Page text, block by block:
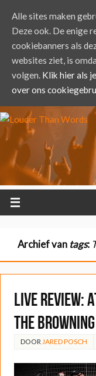
Archief van tags:
LIVE
The
DOOR JARED POSCH
Alle sites maken
Deze ook. De enige
cookiebanners als
websites ziet, is
volgen. Klik hier als
over ons